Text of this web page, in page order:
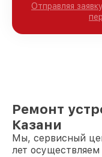
Отправляя
Ремонт
Казани
Мы, сервисный
лет